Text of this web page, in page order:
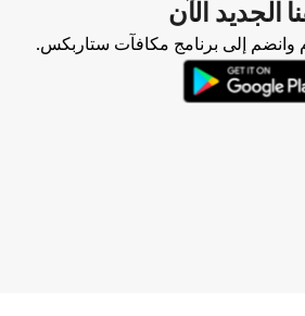
الجديد الآن
وانضم إلى برنامج مكافآت ستاربكس.